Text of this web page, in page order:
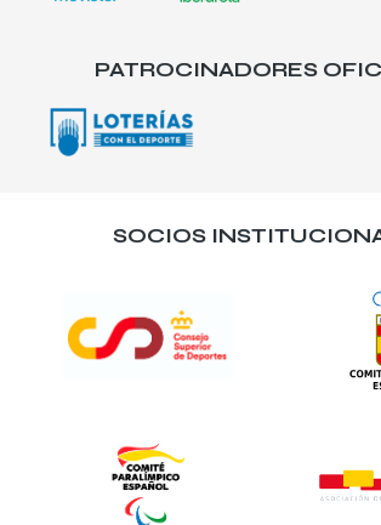
PATROCINADORES
SOCIOS